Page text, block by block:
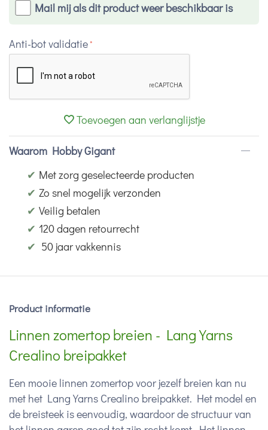
Mail mij als dit product weer beschikbaar is
Anti-bot validatie
Toevoegen aan verlanglijstje
Waarom Hobby Gigant
✔ Met zorg geselecteerde producten
✔ Zo snel mogelijk verzonden
✔ Veilig betalen
✔ 120 dagen retourrecht
✔ 50 jaar vakkennis
Product informatie
Linnen zomertop breien - Lang Yarns
Crealino breipakket
Een mooie linnen zomertop voor jezelf breien kan nu
met het Lang Yarns Crealino breipakket. Het model en
de breisteek is eenvoudig, waardoor de structuur van